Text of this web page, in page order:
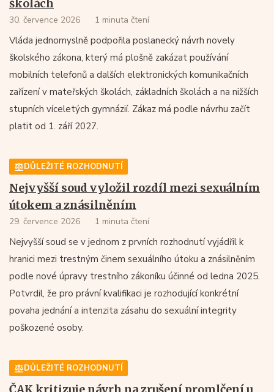
školách
30. července 2026 1 minuta čtení
Vláda jednomyslně podpořila poslanecký návrh novely
školského zákona, který má plošně zakázat používání
mobilních telefonů a dalších elektronických komunikačních
zařízení v mateřských školách, základních školách a na nižších
stupních víceletých gymnázií. Zákaz má podle návrhu začít
platit od 1. září 2027.
DŮLEŽITÉ ROZHODNUTÍ
Nejvyšší soud vyložil rozdíl mezi sexuálním
útokem a znásilněním
29. července 2026 1 minuta čtení
Nejvyšší soud se v jednom z prvních rozhodnutí vyjádřil k
hranici mezi trestným činem sexuálního útoku a znásilněním
podle nové úpravy trestního zákoníku účinné od ledna 2025.
Potvrdil, že pro právní kvalifikaci je rozhodující konkrétní
povaha jednání a intenzita zásahu do sexuální integrity
poškozené osoby.
DŮLEŽITÉ ROZHODNUTÍ